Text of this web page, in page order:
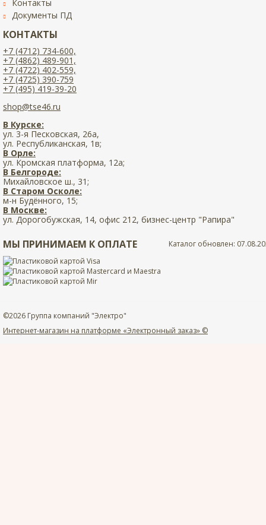
Контакты
Документы ПД
КОНТАКТЫ
+7 (4712) 734-600,
+7 (4862) 489-901,
+7 (4722) 402-559,
+7 (4725) 390-759
+7 (495) 419-39-20
shop@tse46.ru
В Курске:
ул. 3-я Песковская, 26а,
ул. Республиканская, 1в;
В Орле:
ул. Кромская платформа, 12а;
В Белгороде:
Михайловское ш., 31;
В Старом Осколе:
м-н Будённого, 15;
В Москве:
ул. Дорогобужская, 14, офис 212, бизнес-центр "Рапира"
МЫ ПРИНИМАЕМ К ОПЛАТЕ Каталог обновлен:
©2026 Группа компаний "Электро"
Интернет-магазин на платформе «Электронный заказ» ©